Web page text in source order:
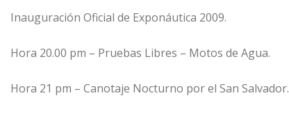
Inauguración Oficial de Exponáutica 2009.
Hora 20.00 pm – Pruebas Libres – Motos de Agua.
Hora 21 pm – Canotaje Nocturno por el San Salvador.